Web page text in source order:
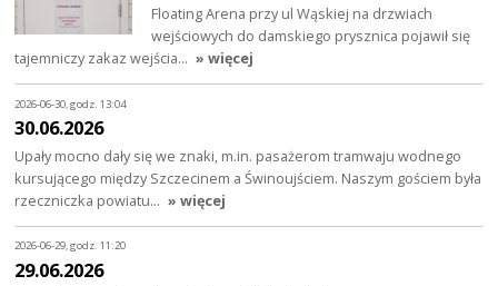
Floating Arena przy ul Wąskiej na drzwiach
wejściowych do damskiego prysznica pojawił się
tajemniczy zakaz wejścia… » więcej
2026-06-30, godz. 13:04
30.06.2026
Upały mocno dały się we znaki, m.in. pasażerom tramwaju wodnego
kursującego między Szczecinem a Świnoujściem. Naszym gościem była
rzeczniczka powiatu… » więcej
2026-06-29, godz. 11:20
29.06.2026